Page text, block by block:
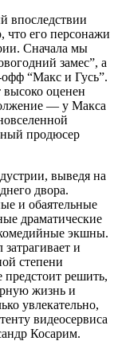
впоследствии
что его персонажи
Сначала мы
замес”, а
“Макс и Гусь”.
высоко оценен
— у Макса
продюсер
выведя на
двора.
и обаятельные
драматические
экшны.
и
степени
решить,
жизнь и
увлекательно,
видеосервиса
Косарим.